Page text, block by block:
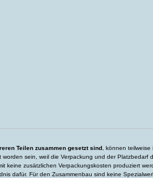
Teilen zusammen gesetzt sind , können teilweise
worden sein, weil die Verpackung und der Platzbedarf
keine zusätzlichen Verpackungskosten produziert
dafür. Für den Zusammenbau sind keine